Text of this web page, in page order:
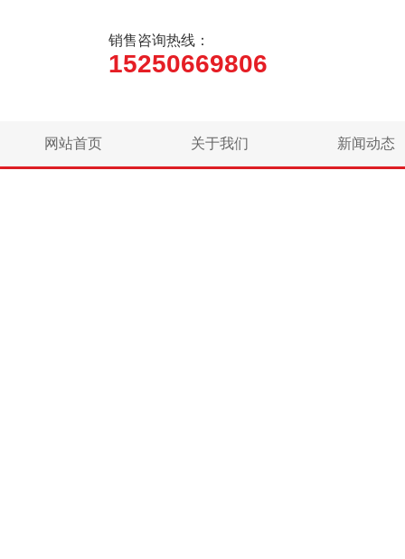
销售咨询热线：
15250669806
网站首页 关于我们 新闻动态